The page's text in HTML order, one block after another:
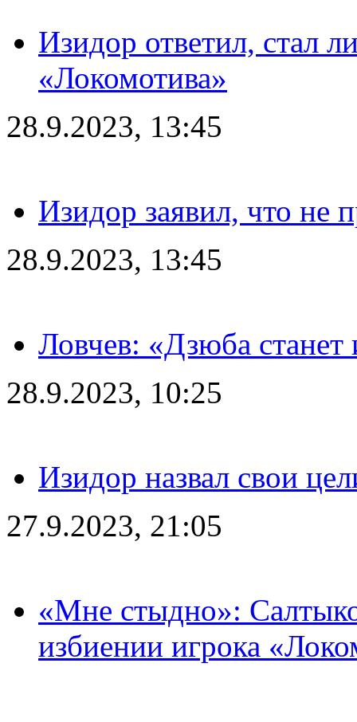
Изидор ответил, стал
«Локомотива»
28.9.2023, 13:45
Изидор заявил, что не
28.9.2023, 13:45
Ловчев: «Дзюба станет
28.9.2023, 10:25
Изидор назвал свои
27.9.2023, 21:05
«Мне стыдно»:
избиении игрока